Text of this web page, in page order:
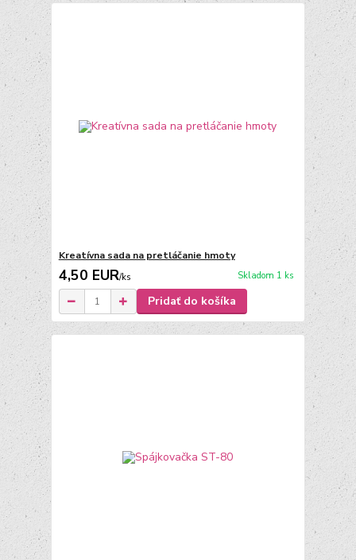
Kreatívna sada na pretláčanie hmoty
4,50 EUR/ks Skladom 1 ks
Pridať do košíka